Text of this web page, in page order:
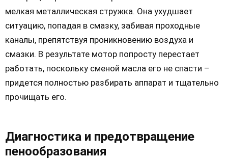
мелкая металлическая стружка. Она ухудшает
ситуацию, попадая в смазку, забивая проходные
каналы, препятствуя проникновению воздуха и
смазки. В результате мотор попросту перестает
работать, поскольку сменой масла его не спасти –
придется полностью разбирать аппарат и тщательно
прочищать его.
Диагностика и предотвращение
пенообразования